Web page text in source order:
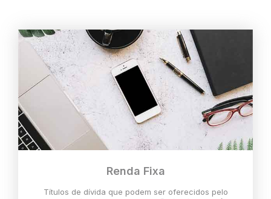
Renda Fixa
Títulos de dívida que podem ser oferecidos pelo